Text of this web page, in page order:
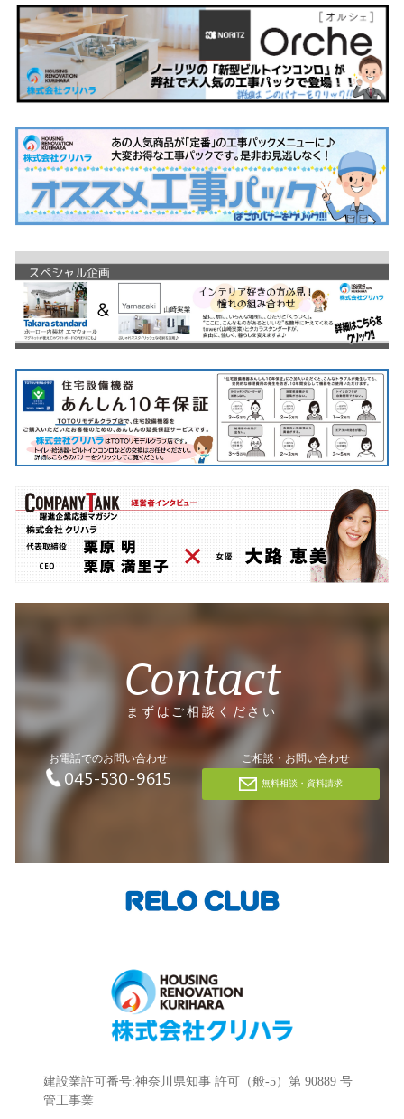
Contact
まずはご相談ください
お電話でのお問い合わせ
045-530-9615
ご相談・お問い合わせ
無料相談・資料請求
建設業許可番号:神奈川県知事 許可（般-5）第 90889 号
管工事業